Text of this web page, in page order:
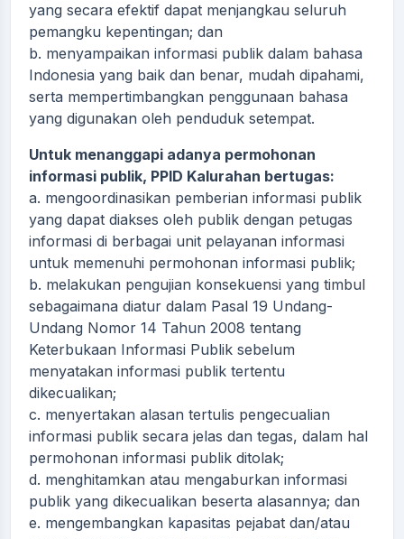
yang secara efektif dapat menjangkau seluruh
pemangku kepentingan; dan
b. menyampaikan informasi publik dalam bahasa
Indonesia yang baik dan benar, mudah dipahami,
serta mempertimbangkan penggunaan bahasa
yang digunakan oleh penduduk setempat.
Untuk menanggapi adanya permohonan
informasi publik, PPID Kalurahan bertugas:
a. mengoordinasikan pemberian informasi publik
yang dapat diakses oleh publik dengan petugas
informasi di berbagai unit pelayanan informasi
untuk memenuhi permohonan informasi publik;
b. melakukan pengujian konsekuensi yang timbul
sebagaimana diatur dalam Pasal 19 Undang-
Undang Nomor 14 Tahun 2008 tentang
Keterbukaan Informasi Publik sebelum
menyatakan informasi publik tertentu
dikecualikan;
c. menyertakan alasan tertulis pengecualian
informasi publik secara jelas dan tegas, dalam hal
permohonan informasi publik ditolak;
d. menghitamkan atau mengaburkan informasi
publik yang dikecualikan beserta alasannya; dan
e. mengembangkan kapasitas pejabat dan/atau